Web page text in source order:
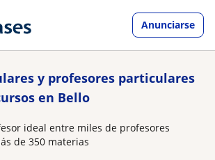
Anunciarse
y profesores particulares
en Bello
ideal entre miles de profesores
de 350 materias